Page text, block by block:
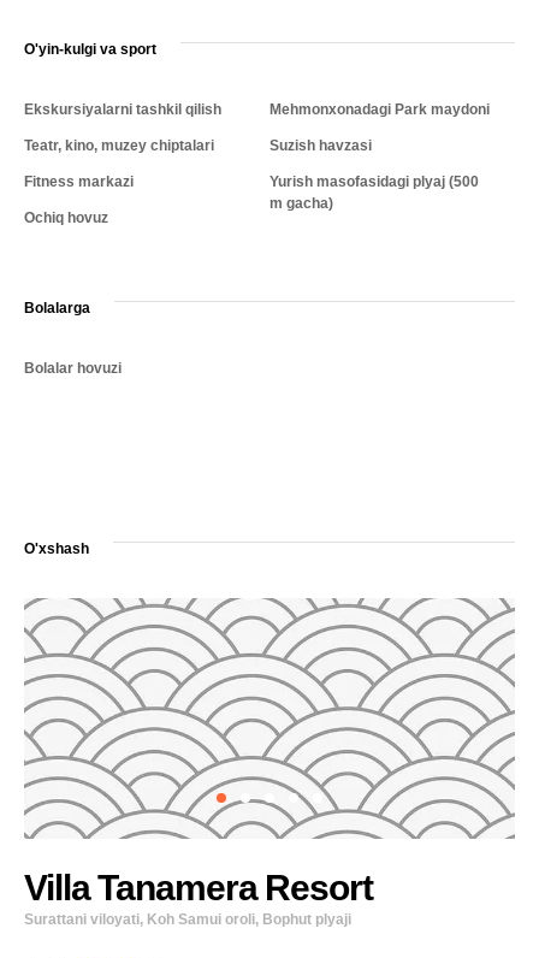
O'yin-kulgi va sport
Ekskursiyalarni tashkil qilish
Teatr, kino, muzey chiptalari
Fitness markazi
Ochiq hovuz
Mehmonxonadagi Park maydoni
Suzish havzasi
Yurish masofasidagi plyaj (500
m gacha)
Bolalarga
Bolalar hovuzi
O'xshash
Villa Tanamera Resort
Surattani viloyati, Koh Samui oroli, Bophut plyaji